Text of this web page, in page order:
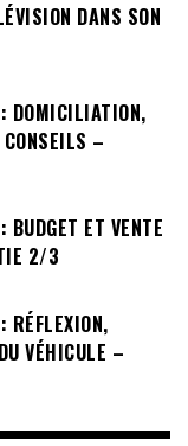
DANS SON
DOMICILIATION,
–
ET VENTE
2/3
RÉFLEXION,
VÉHICULE –